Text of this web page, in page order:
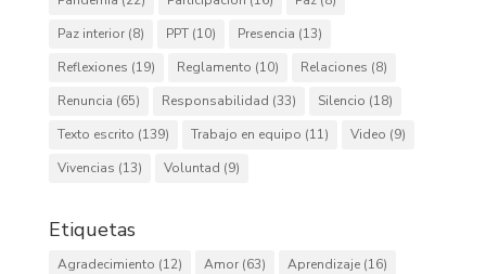
Paz interior(8) PPT(10) Presencia (13)
Reflexiones (19) Reglamento (10) Relaciones (8)
Renuncia (65) Responsabilidad (33) Silencio (18)
Texto escrito (139) Trabajo en equipo (11) Video (9)
Vivencias (13) Voluntad (9)
Etiquetas
Agradecimiento (12) Amor(63) Aprendizaje(16)